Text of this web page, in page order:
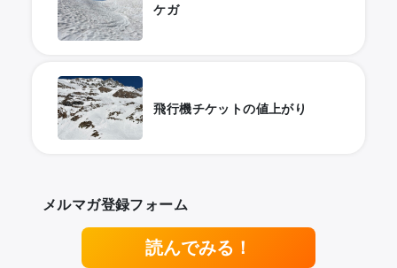
ケガ
飛行機チケットの値上がり
メルマガ登録フォーム
読んでみる！